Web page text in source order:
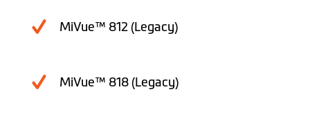
MiVue™ 812 (Legacy)
MiVue™ 818 (Legacy)